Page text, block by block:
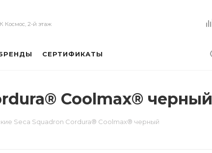
Космос, 2-й этаж
СЕРТИФИКАТЫ
Coolmax® черный
Seca Squadron Cordura® Coolmax® черный